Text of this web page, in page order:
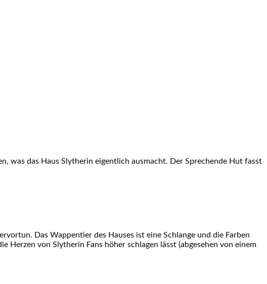
was das Haus Slytherin eigentlich ausmacht. Der Sprechende Hut fasst
Das Wappentier des Hauses ist eine Schlange und die Farben
Herzen von Slytherin Fans höher schlagen lässt (abgesehen von einem